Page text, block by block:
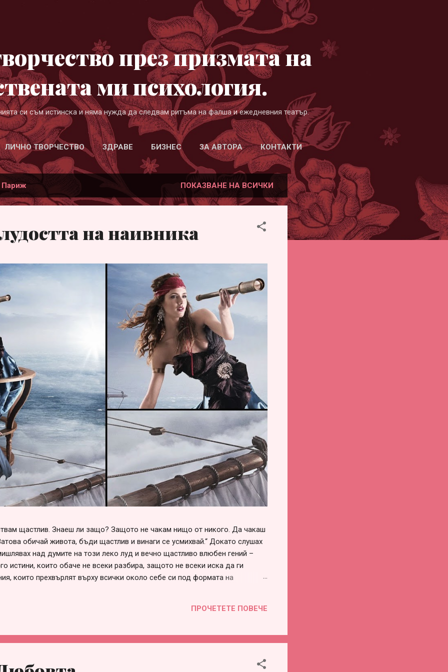
през призмата на
ми психология.
си съм истинска и няма нужда да следвам ритъма на фалша и ежедневния театър.
ЛИЧНО ТВОРЧЕСТВО ЗДРАВЕ БИЗНЕС ЗА АВТОРА КОНТАКТИ
Париж ПОКАЗВАНЕ НА ВСИЧКИ
на наивника
щастлив. Знаеш ли защо? Защото не чакам нищо от никого. Да чакаш
обичай живота, бъди щастлив и винаги се усмихвай.“ Докато слушах
над думите на този леко луд и вечно щастливо влюбен гений –
истини, които обаче не всеки разбира, защото не всеки иска да ги
които прехвърлят върху всички около себе си под формата на
сърцето си. Така или иначе, болка във взаимоотношенията винаги има –
различна призма и личностна мотивация, за която няма своевременна
проста – когато един човек не събира смелост да заяви се...
ПРОЧЕТЕТЕ ПОВЕЧЕ